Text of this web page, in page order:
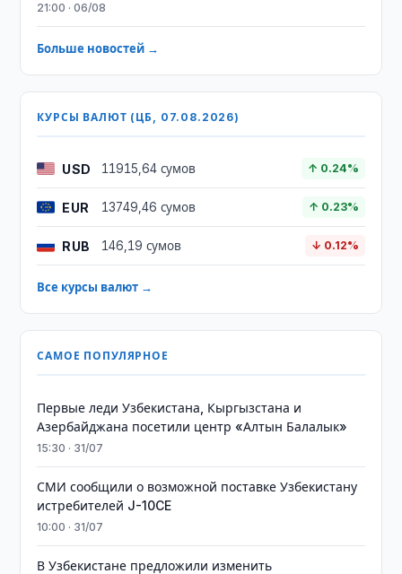
21:00 · 06/08
Больше новостей →
КУРСЫ ВАЛЮТ (ЦБ, 07.08.2026)
USD 11915,64 сумов ↑ 0.24%
EUR 13749,46 сумов ↑ 0.23%
RUB 146,19 сумов ↓ 0.12%
Все курсы валют →
САМОЕ ПОПУЛЯРНОЕ
Первые леди Узбекистана, Кыргызстана и
Азербайджана посетили центр «Алтын Балалык»
15:30 · 31/07
СМИ сообщили о возможной поставке Узбекистану
истребителей J-10CE
10:00 · 31/07
В Узбекистане предложили изменить